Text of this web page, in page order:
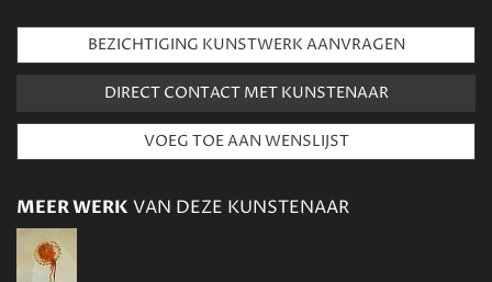
BEZICHTIGING KUNSTWERK AANVRAGEN
DIRECT CONTACT MET KUNSTENAAR
MEER WERK VAN DEZE KUNSTENAAR